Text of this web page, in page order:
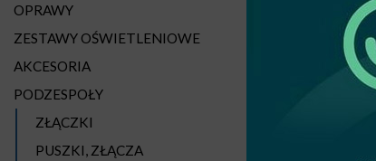
OPRAWY
ZESTAWY OŚWIETLENIOWE
AKCESORIA
PODZESPOŁY
ZŁĄCZKI
PUSZKI, ZŁĄCZA